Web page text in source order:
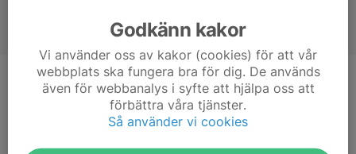
Huvudtränare
35 år
Godkänn kakor
Vi använder oss av kakor (cookies) för att vår
webbplats ska fungera bra för dig. De används
även för webbanalys i syfte att hjälpa oss att
förbättra våra tjänster.
Så använder vi cookies